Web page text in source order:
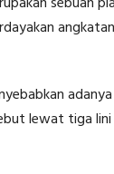
lewat tiga